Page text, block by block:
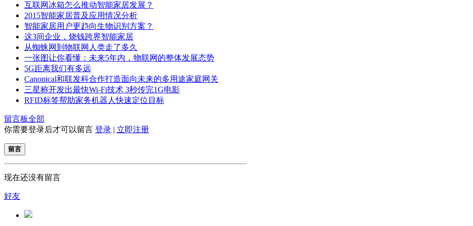
互联网冰箱怎么推动智能家居发展？
2015智能家居普及应用情况分析
智能家居用户更趋向生物识别方案？
这3间企业，烧钱跨界智能家居
从蜘蛛网到物联网人类走了多久
一张图让你看懂：未来5年内，物联网的整体发展态势
5G距离我们有多远
Canonical和联发科合作打造面向未来的多用途家庭网关
三星称开发出最快Wi-Fi技术 3秒传完1G电影
RFID标签帮助家务机器人快速定位目标
留言板全部
你需要登录后才可以留言 登录 | 立即注册
留言
现在还没有留言
好友